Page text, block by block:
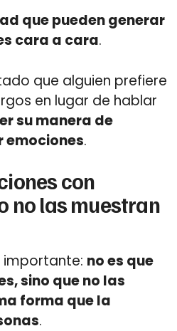
que pueden generar
cara a cara.
que alguien prefiere
en lugar de hablar
su manera de
emociones.
con
no las muestran
importante: no es que
sino que no las
forma que la
.